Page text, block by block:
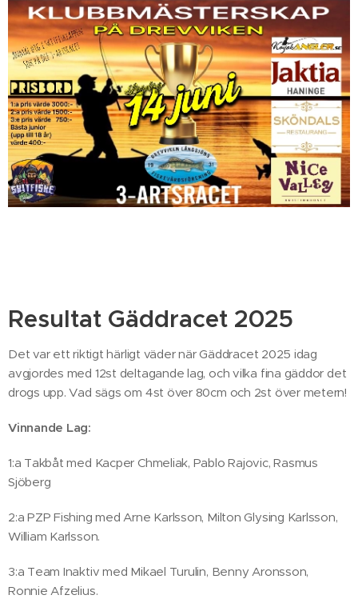
Resultat Gäddracet 2025
Det var ett riktigt härligt väder när Gäddracet 2025 idag
avgjordes med 12st deltagande lag, och vilka fina gäddor det
drogs upp. Vad sägs om 4st över 80cm och 2st över metern!
Vinnande Lag:
1:a Takbåt med Kacper Chmeliak, Pablo Rajovic, Rasmus
Sjöberg
2:a PZP Fishing med Arne Karlsson, Milton Glysing Karlsson,
William Karlsson.
3:a Team Inaktiv med Mikael Turulin, Benny Aronsson,
Ronnie Afzelius.